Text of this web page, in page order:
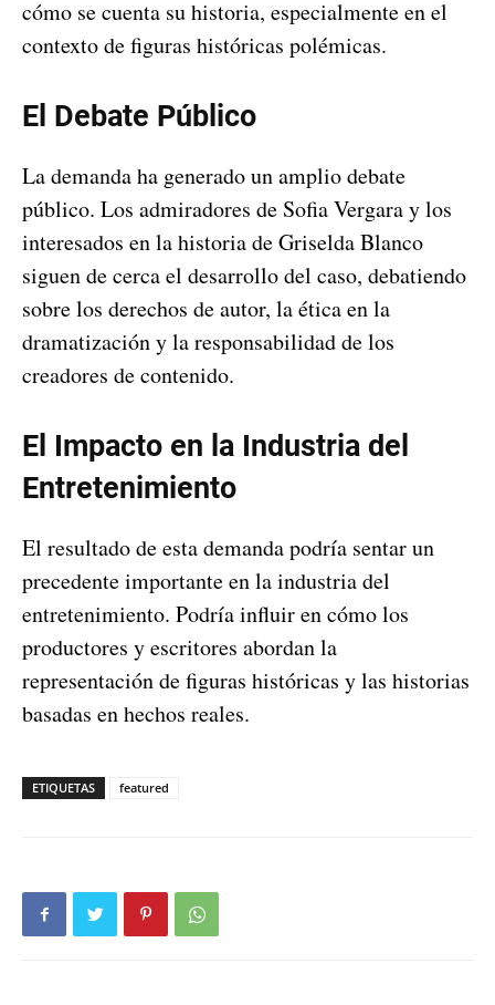
cómo se cuenta su historia, especialmente en el
contexto de figuras históricas polémicas.
El Debate Público
La demanda ha generado un amplio debate
público. Los admiradores de Sofia Vergara y los
interesados en la historia de Griselda Blanco
siguen de cerca el desarrollo del caso, debatiendo
sobre los derechos de autor, la ética en la
dramatización y la responsabilidad de los
creadores de contenido.
El Impacto en la Industria del
Entretenimiento
El resultado de esta demanda podría sentar un
precedente importante en la industria del
entretenimiento. Podría influir en cómo los
productores y escritores abordan la
representación de figuras históricas y las historias
basadas en hechos reales.
ETIQUETAS featured